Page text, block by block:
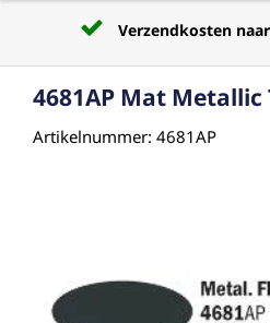
Verzendkosten
4681AP Mat
Artikelnummer: 4681AP